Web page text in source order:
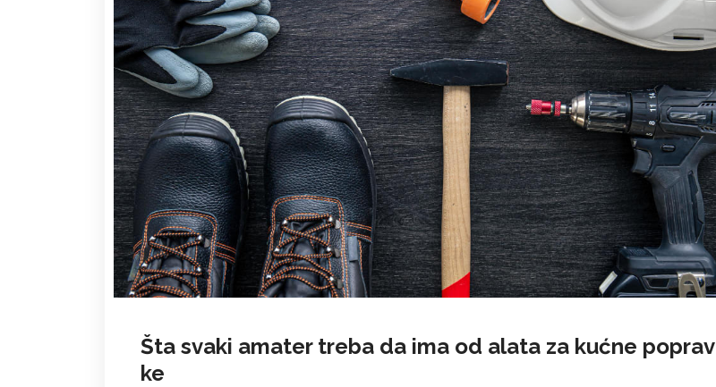
Šta svaki amater treba da ima od alata za kućne poprav
ke